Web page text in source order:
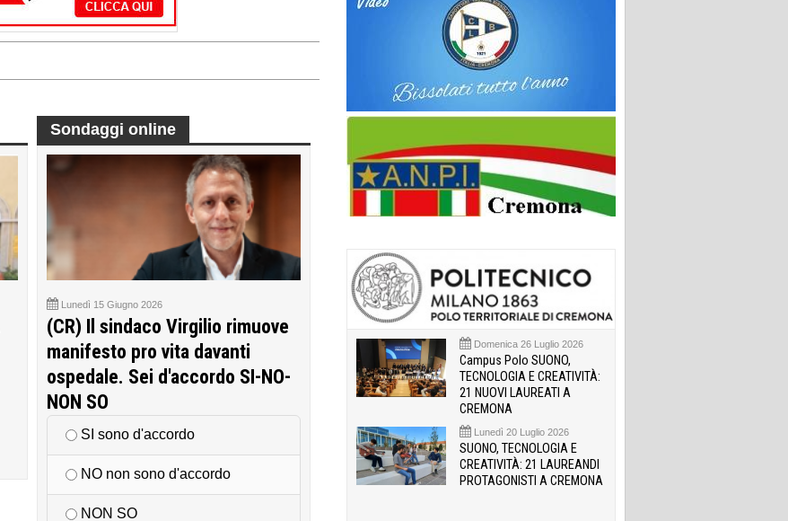
Sondaggi online
Lunedì 15 Giugno 2026
(CR) Il sindaco Virgilio rimuove
manifesto pro vita davanti
ospedale. Sei d'accordo SI-NO-
NON SO
SI sono d'accordo
NO non sono d'accordo
NON SO
Domenica 26 Luglio 2026
Campus Polo SUONO,
TECNOLOGIA E CREATIVITÀ:
21 NUOVI LAUREATI A
CREMONA
Lunedì 20 Luglio 2026
SUONO, TECNOLOGIA E
CREATIVITÀ: 21 LAUREANDI
PROTAGONISTI A CREMONA